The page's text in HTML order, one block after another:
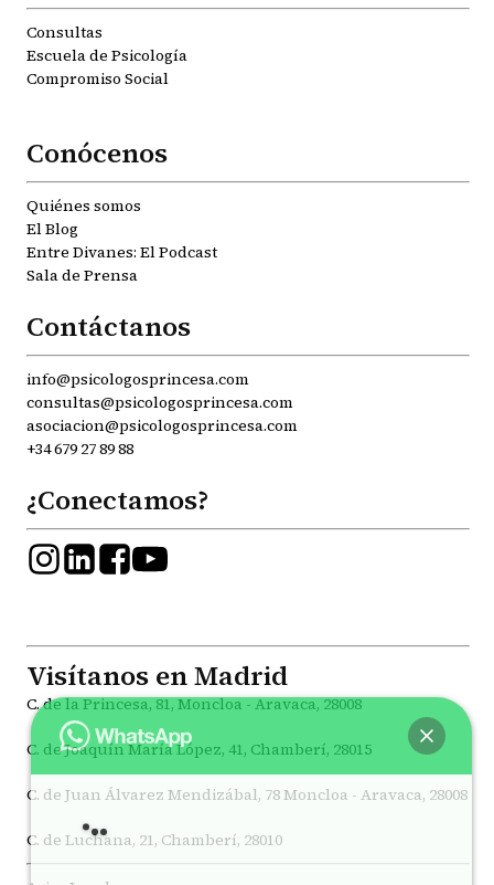
Consultas
Escuela de Psicología
Compromiso Social
Conócenos
Quiénes somos
El Blog
Entre Divanes: El Podcast
Sala de Prensa
Contáctanos
info@psicologosprincesa.com
consultas@psicologosprincesa.com
asociacion@psicologosprincesa.com
+34 679 27 89 88
¿Conectamos?
Visítanos en Madrid
C. de la Princesa, 81, Moncloa - Aravaca, 28008
C. de Joaquín María López, 41, Chamberí, 28015
C. de Juan Álvarez Mendizábal, 78 Moncloa - Aravaca, 28008
C. de Luchana, 21, Chamberí, 28010